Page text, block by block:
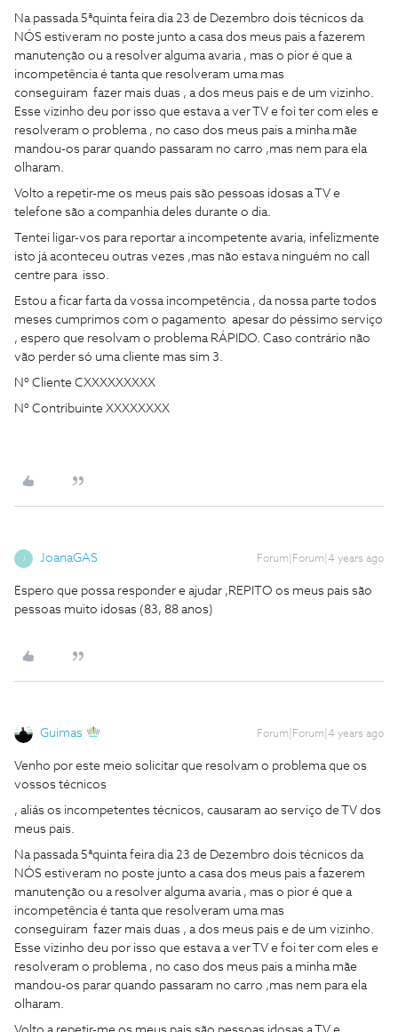
Na passada 5ªquinta feira dia 23 de Dezembro dois técnicos da
NÓS estiveram no poste junto a casa dos meus pais a fazerem
manutenção ou a resolver alguma avaria , mas o pior é que a
incompetência é tanta que resolveram uma mas
conseguiram fazer mais duas , a dos meus pais e de um vizinho.
Esse vizinho deu por isso que estava a ver TV e foi ter com eles e
resolveram o problema , no caso dos meus pais a minha mãe
mandou-os parar quando passaram no carro ,mas nem para ela
olharam.
Volto a repetir-me os meus pais são pessoas idosas a TV e
telefone são a companhia deles durante o dia.
Tentei ligar-vos para reportar a incompetente avaria, infelizmente
isto já aconteceu outras vezes ,mas não estava ninguém no call
centre para isso.
Estou a ficar farta da vossa incompetência , da nossa parte todos
meses cumprimos com o pagamento apesar do péssimo serviço
, espero que resolvam o problema RÁPIDO. Caso contrário não
vão perder só uma cliente mas sim 3.
Nº Cliente CXXXXXXXXX
Nº Contribuinte XXXXXXXX
JoanaGAS Forum|Forum|4 years ago
Espero que possa responder e ajudar ,REPITO os meus pais são
pessoas muito idosas (83, 88 anos)
Guimas Forum|Forum|4 years ago
Venho por este meio solicitar que resolvam o problema que os
vossos técnicos
, aliás os incompetentes técnicos, causaram ao serviço de TV dos
meus pais.
Na passada 5ªquinta feira dia 23 de Dezembro dois técnicos da
NÓS estiveram no poste junto a casa dos meus pais a fazerem
manutenção ou a resolver alguma avaria , mas o pior é que a
incompetência é tanta que resolveram uma mas
conseguiram fazer mais duas , a dos meus pais e de um vizinho.
Esse vizinho deu por isso que estava a ver TV e foi ter com eles e
resolveram o problema , no caso dos meus pais a minha mãe
mandou-os parar quando passaram no carro ,mas nem para ela
olharam.